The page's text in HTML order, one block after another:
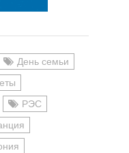
День семьи
РЭС